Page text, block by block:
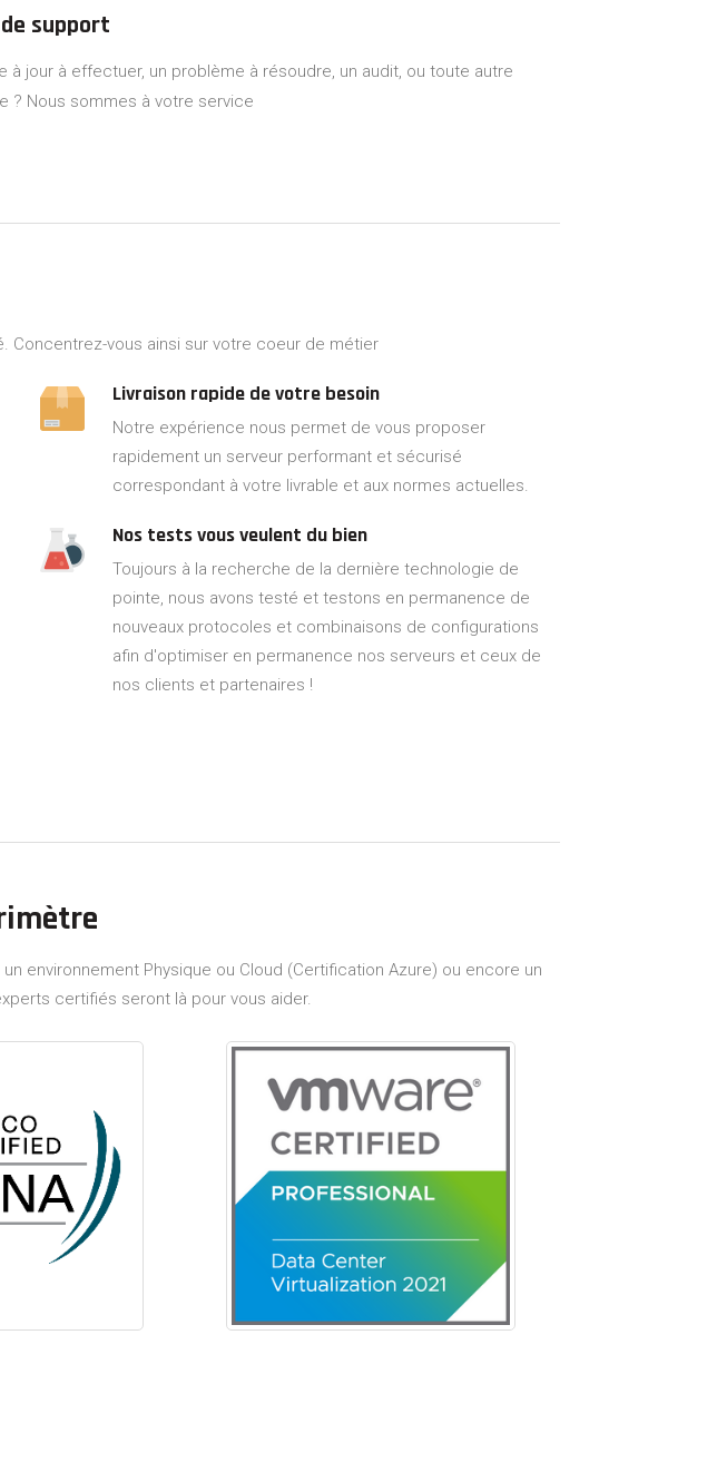
support
à jour à effectuer, un problème à résoudre, un audit, ou toute autre
? Nous sommes à votre service
Concentrez-vous ainsi sur votre coeur de métier
Livraison rapide de votre besoin
Notre expérience nous permet de vous proposer
rapidement un serveur performant et sécurisé
correspondant à votre livrable et aux normes actuelles.
Nos tests vous veulent du bien
Toujours à la recherche de la dernière technologie de
pointe, nous avons testé et testons en permanence de
nouveaux protocoles et combinaisons de configurations
afin d'optimiser en permanence nos serveurs et ceux de
nos clients et partenaires !
environnement Physique ou Cloud (Certification Azure) ou encore un
certifiés seront là pour vous aider.